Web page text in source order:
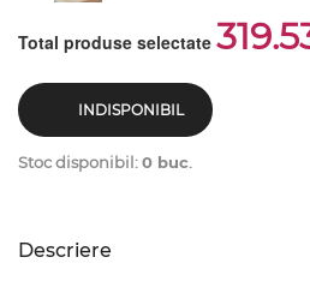
Total produse selectate
INDISPONIBIL
Stoc disponibil:0 buc.
Descriere